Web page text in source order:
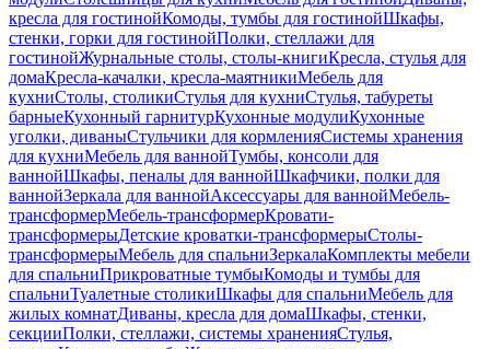
кресла для гостинойКомоды, тумбы для гостинойШкафы,
стенки, горки для гостинойПолки, стеллажи для
гостинойЖурнальные столы, столы-книгиКресла, стулья для
домаКресла-качалки, кресла-маятникиМебель для
кухниСтолы, столикиСтулья для кухниСтулья, табуреты
барныеКухонный гарнитурКухонные модулиКухонные
уголки, диваныСтульчики для кормленияСистемы хранения
для кухниМебель для ваннойТумбы, консоли для
ваннойШкафы, пеналы для ваннойШкафчики, полки для
ваннойЗеркала для ваннойАксессуары для ваннойМебель-
трансформерМебель-трансформерКровати-
трансформерыДетские кроватки-трансформерыСтолы-
трансформерыМебель для спальниЗеркалаКомплекты мебели
для спальниПрикроватные тумбыКомоды и тумбы для
спальниТуалетные столикиШкафы для спальниМебель для
жилых комнатДиваны, кресла для домаШкафы, стенки,
секцииПолки, стеллажи, системы храненияСтулья,